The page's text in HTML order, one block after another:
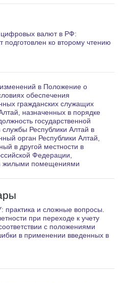
валют в РФ:
подготовлен ко второму чтению
в Положение о
обеспечения
гражданских служащих
назначенных в порядке
государственной
службы Республики Алтай в
орган Республики Алтай,
в другой местности в
Федерации,
жилыми помещениями
практика и сложные вопросы.
при переходе к учету
с положениями
в применении введенных в